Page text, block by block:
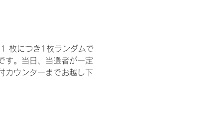
枚につき1枚ランダムで
す。当日、当選者が一定
カウンターまでお越し下